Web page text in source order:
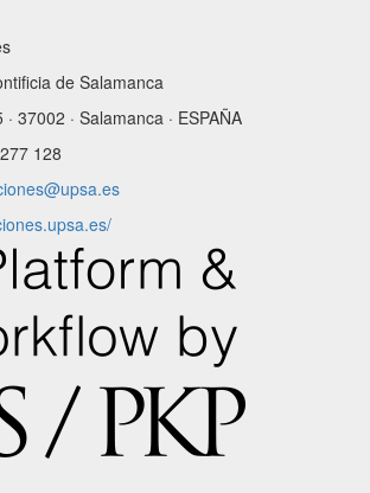
de Salamanca
37002 · Salamanca · ESPAÑA
128